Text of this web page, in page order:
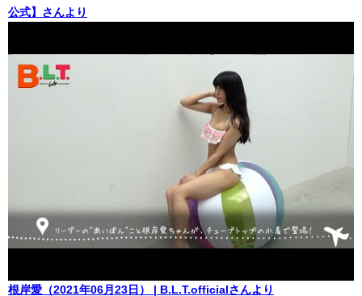
公式】さんより
根岸愛（2021年06月23日） | B.L.T.officialさんより